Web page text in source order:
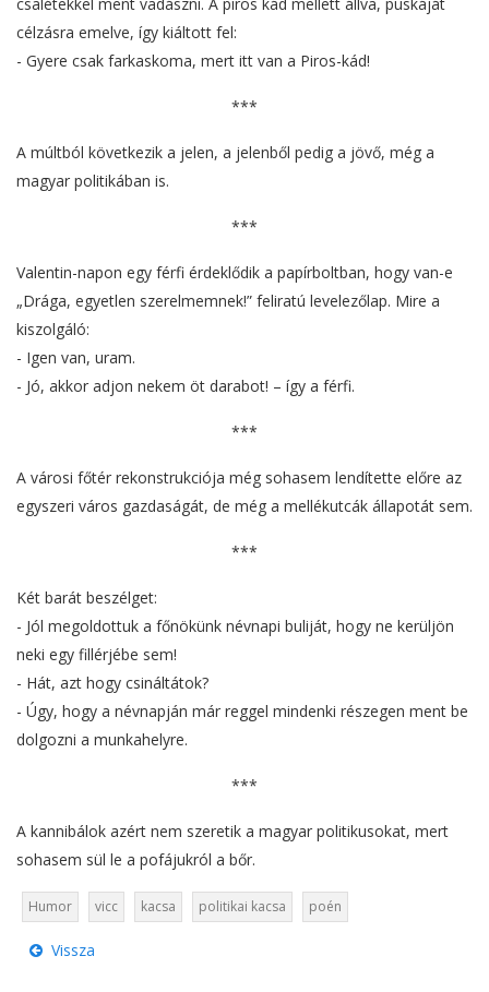
csalétekkel ment vadászni. A piros kád mellett állva, puskáját
célzásra emelve, így kiáltott fel:
- Gyere csak farkaskoma, mert itt van a Piros-kád!
***
A múltból következik a jelen, a jelenből pedig a jövő, még a
magyar politikában is.
***
Valentin-napon egy férfi érdeklődik a papírboltban, hogy van-e
„Drága, egyetlen szerelmemnek!” feliratú levelezőlap. Mire a
kiszolgáló:
- Igen van, uram.
- Jó, akkor adjon nekem öt darabot! – így a férfi.
***
A városi főtér rekonstrukciója még sohasem lendítette előre az
egyszeri város gazdaságát, de még a mellékutcák állapotát sem.
***
Két barát beszélget:
- Jól megoldottuk a főnökünk névnapi buliját, hogy ne kerüljön
neki egy fillérjébe sem!
- Hát, azt hogy csináltátok?
- Úgy, hogy a névnapján már reggel mindenki részegen ment be
dolgozni a munkahelyre.
***
A kannibálok azért nem szeretik a magyar politikusokat, mert
sohasem sül le a pofájukról a bőr.
Humor vicc kacsa politikai kacsa poén
Vissza